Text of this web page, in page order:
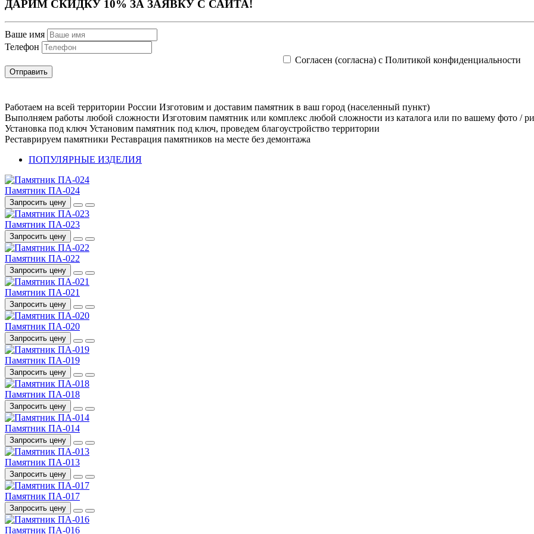
ДАРИМ СКИДКУ 10% ЗА ЗАЯВКУ С САЙТА!
Ваше имя
Телефон
Согласен (согласна) с Политикой конфиденциальности
Отправить
Работаем на всей территории России Изготовим и доставим памятник в ваш город (населенный пункт)
Выполняем работы любой сложности Изготовим памятник или комплекс любой сложности из каталога или по вашему фото /
Установка под ключ Установим памятник под ключ, проведем благоустройство территории
Реставрируем памятники Реставрация памятников на месте без демонтажа
ПОПУЛЯРНЫЕ ИЗДЕЛИЯ
Памятник ПА-024
Запросить цену
Памятник ПА-023
Запросить цену
Памятник ПА-022
Запросить цену
Памятник ПА-021
Запросить цену
Памятник ПА-020
Запросить цену
Памятник ПА-019
Запросить цену
Памятник ПА-018
Запросить цену
Памятник ПА-014
Запросить цену
Памятник ПА-013
Запросить цену
Памятник ПА-017
Запросить цену
Памятник ПА-016